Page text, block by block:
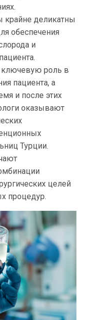
крайне деликатны
обеспечения
и
ключевую роль в
пациента, а
и после этих
оказывают
Турции.
целей
процедур.